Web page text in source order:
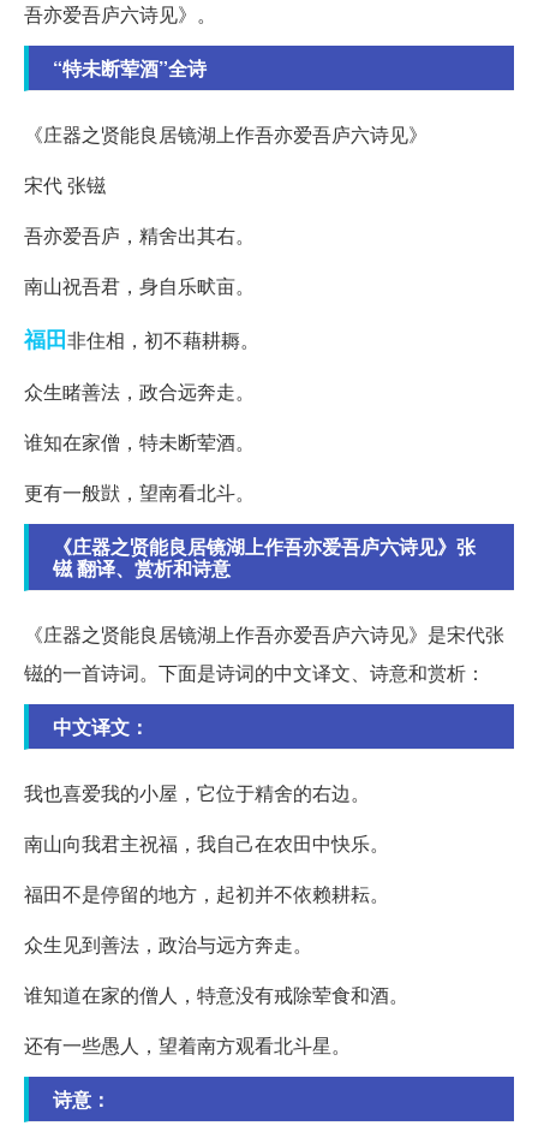
吾亦爱吾庐六诗见》。
“特未断荤酒”全诗
《庄器之贤能良居镜湖上作吾亦爱吾庐六诗见》
宋代 张镃
吾亦爱吾庐，精舍出其右。
南山祝吾君，身自乐畎亩。
福田非住相，初不藉耕耨。
众生睹善法，政合远奔走。
谁知在家僧，特未断荤酒。
更有一般獃，望南看北斗。
《庄器之贤能良居镜湖上作吾亦爱吾庐六诗见》张
镃 翻译、赏析和诗意
《庄器之贤能良居镜湖上作吾亦爱吾庐六诗见》是宋代张
镃的一首诗词。下面是诗词的中文译文、诗意和赏析：
中文译文：
我也喜爱我的小屋，它位于精舍的右边。
南山向我君主祝福，我自己在农田中快乐。
福田不是停留的地方，起初并不依赖耕耘。
众生见到善法，政治与远方奔走。
谁知道在家的僧人，特意没有戒除荤食和酒。
还有一些愚人，望着南方观看北斗星。
诗意：